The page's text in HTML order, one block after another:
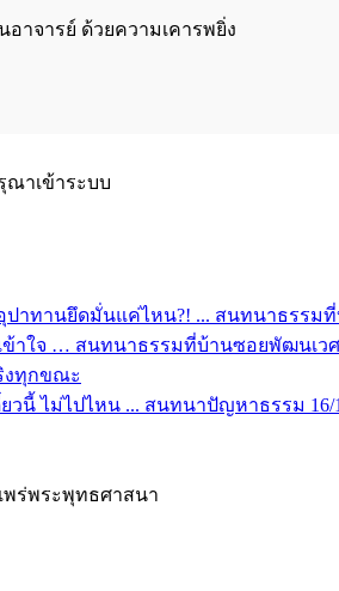
าจารย์ ด้วยความเคารพยิ่ง
ณาเข้าระบบ
อุปาทานยึดมั่นแค่ไหน?! ... สนทนาธรรม
าใจ … สนทนาธรรมที่บ้านซอยพัฒนเวศ
งทุกขณะ
วนี้ ไม่ไปไหน ... สนทนาปัญหาธรรม 16/
พร่พระพุทธศาสนา